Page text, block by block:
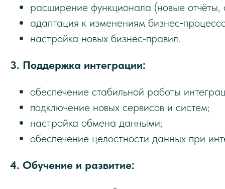
расширение функционала (новые отчёты,
адаптация к изменениям
настройка новых бизнес‑правил.
3. Поддержка интеграции:
обеспечение стабильной работы
подключение новых сервисов и систем;
настройка обмена данными;
обеспечение целостности данных при
4. Обучение и развитие: